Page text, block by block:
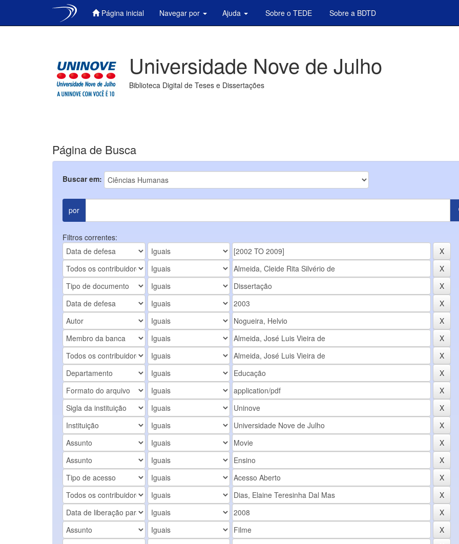
Página inicial Navegar por Ajuda Sobre o TEDE Sobre a BDTD
Universidade Nove de Julho
Biblioteca Digital de Teses e Dissertações
Página de Busca
Buscar em:
por
Filtros correntes: